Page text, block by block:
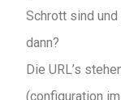
Schrott sind
dann?
Die URL’s
(configuration